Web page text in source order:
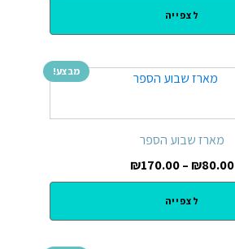
לצפייה
מבצע!
מארז שבוע הספר
₪80.00
–
₪170.00
לצפייה